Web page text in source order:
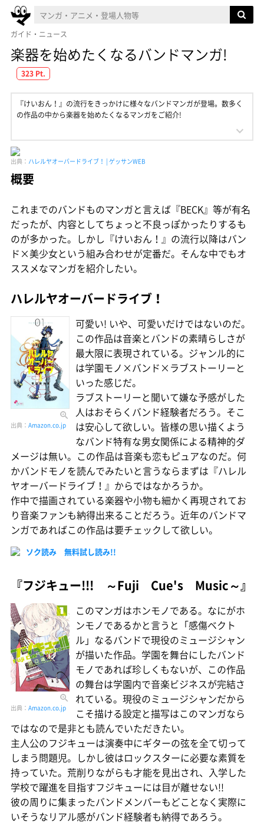
ガイド・ニュース
楽器を始めたくなるバンドマンガ!
323 Pt.
『けいおん！』の流行をきっかけに様々なバンドマンガが登場。数多く
の作品の中から楽器を始めたくなるマンガをご紹介!
出典： ハレルヤオーバードライブ！ | ゲッサンWEB
概要
これまでのバンドものマンガと言えば『BECK』等が有名
だったが、内容としてちょっと不良っぽかったりするも
のが多かった。しかし『けいおん！』の流行以降はバン
ド×美少女という組み合わせが定番だ。そんな中でもオ
ススメなマンガを紹介したい。
ハレルヤオーバードライブ！
出典： Amazon.co.jp
可愛い! いや、可愛いだけではないのだ。
この作品は音楽とバンドの素晴らしさが
最大限に表現されている。ジャンル的に
は学園モノ×バンド×ラブストーリーと
いった感じだ。
ラブストーリーと聞いて嫌な予感がした
人はおそらくバンド経験者だろう。そこ
は安心して欲しい。皆様の思い描くよう
なバンド特有な男女関係による精神的ダ
メージは無い。この作品は音楽も恋もピュアなのだ。何
かバンドモノを読んでみたいと言うならまずは『ハレル
ヤオーバードライブ！』からではなかろうか。
作中で描画されている楽器や小物も細かく再現されてお
り音楽ファンも納得出来ることだろう。近年のバンドマ
ンガであればこの作品は要チェックして欲しい。
ソク読み 無料試し読み!!
『フジキュー!!! ～Fuji Cue's Music～』
出典： Amazon.co.jp
このマンガはホンモノである。なにがホ
ンモノであるかと言うと「感傷ベクト
ル」なるバンドで現役のミュージシャン
が描いた作品。学園を舞台にしたバンド
モノであれば珍しくもないが、この作品
の舞台は学園内で音楽ビジネスが完結さ
れている。現役のミュージシャンだから
こそ描ける設定と描写はこのマンガなら
ではなので是非とも読んでいただきたい。
主人公のフジキューは演奏中にギターの弦を全て切って
しまう問題児。しかし彼はロックスターに必要な素質を
持っていた。荒削りながらも才能を見出され、入学した
学校で躍進を目指すフジキューには目が離せない!!
彼の周りに集まったバンドメンバーもどことなく実際に
いそうなリアル感がバンド経験者も納得であろう。